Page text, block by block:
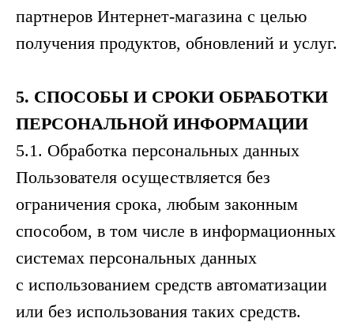
партнеров Интернет-магазина с целью
получения продуктов, обновлений и услуг.
5. СПОСОБЫ И СРОКИ ОБРАБОТКИ
ПЕРСОНАЛЬНОЙ ИНФОРМАЦИИ
5.1. Обработка персональных данных
Пользователя осуществляется без
ограничения срока, любым законным
способом, в том числе в информационных
системах персональных данных
с использованием средств автоматизации
или без использования таких средств.